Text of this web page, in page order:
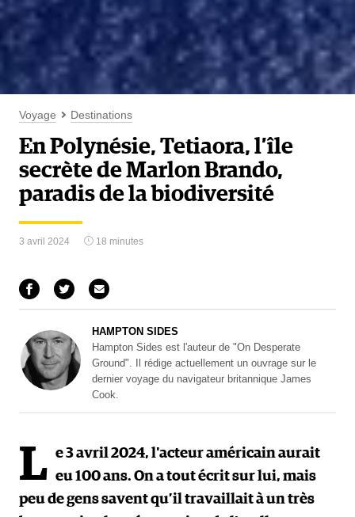
Voyage Destinations
En Polynésie, Tetiaora, l’île
secrète de Marlon Brando,
paradis de la biodiversité
3 avril 2024 18 minutes
HAMPTON SIDES
Hampton Sides est l'auteur de "On Desperate
Ground". Il rédige actuellement un ouvrage sur le
dernier voyage du navigateur britannique James
Cook.
L e 3 avril 2024, l'acteur américain aurait
eu 100 ans. On a tout écrit sur lui, mais
peu de gens savent qu’il travaillait à un très